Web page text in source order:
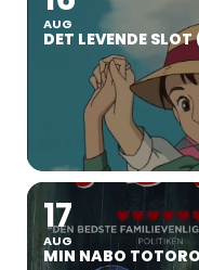
AUG
DET LEVENDE
17
AUG
MIN NABO